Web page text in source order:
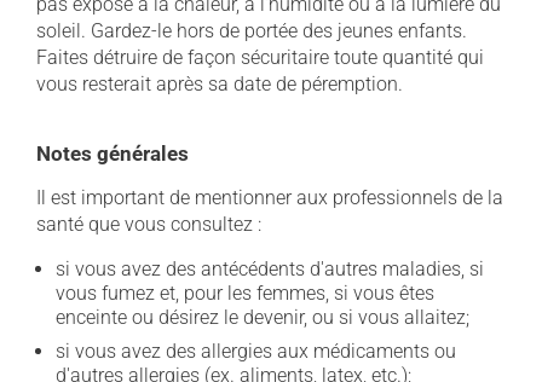
soleil. Gardez-le hors de portée des jeunes enfants.
Faites détruire de façon sécuritaire toute quantité qui
vous resterait après sa date de péremption.
Notes générales
Il est important de mentionner aux professionnels de la
santé que vous consultez :
si vous avez des antécédents d'autres maladies, si
vous fumez et, pour les femmes, si vous êtes
enceinte ou désirez le devenir, ou si vous allaitez;
si vous avez des allergies aux médicaments ou
d'autres allergies (ex. aliments, latex, etc.);